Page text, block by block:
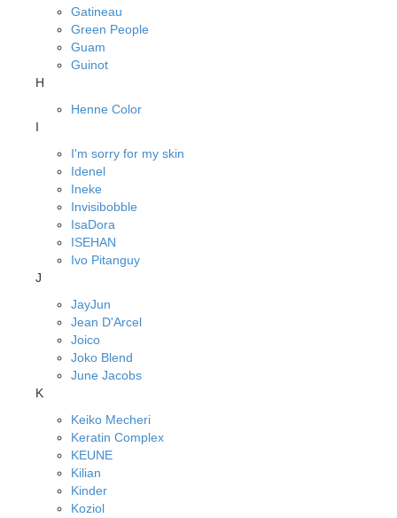
Gatineau
Green People
Guam
Guinot
H
Henne Color
I
I'm sorry for my skin
Idenel
Ineke
Invisibobble
IsaDora
ISEHAN
Ivo Pitanguy
J
JayJun
Jean D'Arcel
Joico
Joko Blend
June Jacobs
K
Keiko Mecheri
Keratin Complex
KEUNE
Kilian
Kinder
Koziol